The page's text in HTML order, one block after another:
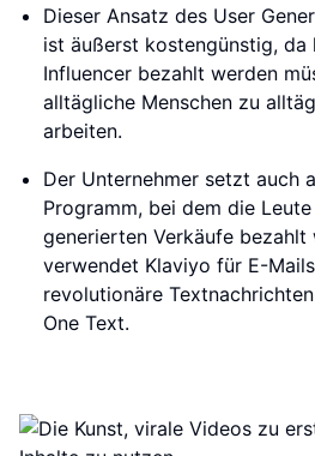
Dieser Ansatz des User
ist äußerst kostengünstig, da
Influencer bezahlt werden
alltägliche Menschen zu
arbeiten.
Der Unternehmer setzt auch
Programm, bei dem die
generierten Verkäufe bezahlt
verwendet Klaviyo für E-
revolutionäre
One Text.